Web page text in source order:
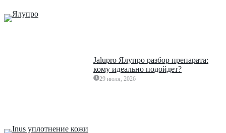
Jalupro Ялупро разбор препарата:
кому идеально подойдет?
29 июля, 2026